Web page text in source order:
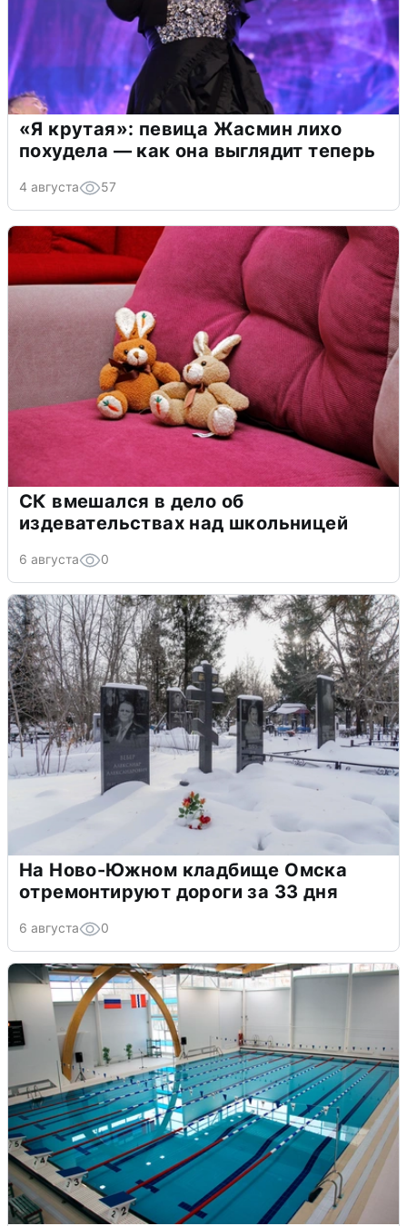
«Я крутая»: певица Жасмин лихо
похудела — как она выглядит теперь
4 августа 57
СК вмешался в дело об
издевательствах над школьницей
6 августа 0
На Ново-Южном кладбище Омска
отремонтируют дороги за 33 дня
6 августа 0